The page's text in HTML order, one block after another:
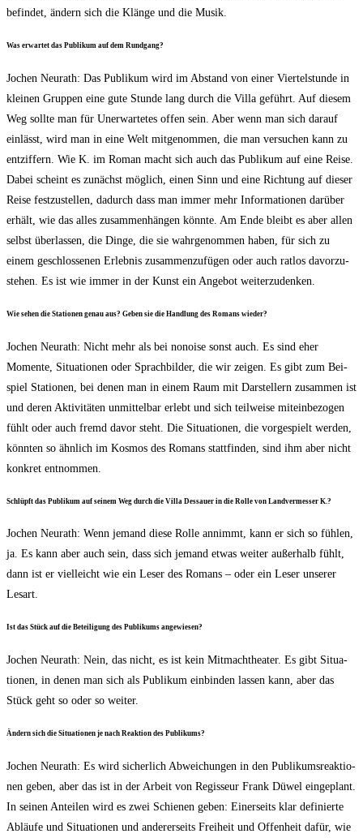
befin­det, ändern sich die Klän­ge und die Musik.
Was erwar­tet das Publi­kum auf dem Rundgang?
Jochen Neu­r­a­th: Das Publi­kum wird im Abstand von einer Vier­tel­stun­de in
klei­nen Grup­pen eine gute Stun­de lang durch die Vil­la geführt. Auf die­sem
Weg soll­te man für Uner­war­te­tes offen sein. Aber wenn man sich dar­auf
ein­lässt, wird man in eine Welt mit­ge­nom­men, die man ver­su­chen kann zu
ent­zif­fern. Wie K. im Roman macht sich auch das Publi­kum auf eine Rei­se.
Dabei scheint es zunächst mög­lich, einen Sinn und eine Rich­tung auf die­ser
Rei­se fest­zu­stel­len, dadurch dass man immer mehr Infor­ma­tio­nen dar­über
erhält, wie das alles zusam­men­hän­gen könn­te. Am Ende bleibt es aber allen
selbst über­las­sen, die Din­ge, die sie wahr­ge­nom­men haben, für sich zu
einem geschlos­se­nen Erleb­nis zusam­men­zu­fü­gen oder auch rat­los davor­zu­
ste­hen. Es ist wie immer in der Kunst ein Ange­bot weiterzudenken.
Wie sehen die Sta­tio­nen genau aus? Geben sie die Hand­lung des Romans wieder?
Jochen Neu­r­a­th: Nicht mehr als bei nonoi­se sonst auch. Es sind eher
Momen­te, Situa­tio­nen oder Sprach­bil­der, die wir zei­gen. Es gibt zum Bei­
spiel Sta­tio­nen, bei denen man in einem Raum mit Dar­stel­lern zusam­men ist
und deren Akti­vi­tä­ten unmit­tel­bar erlebt und sich teil­wei­se mit­ein­be­zo­gen
fühlt oder auch fremd davor steht. Die Situa­tio­nen, die vor­ge­spielt wer­den,
könn­ten so ähn­lich im Kos­mos des Romans statt­fin­den, sind ihm aber nicht
kon­kret entnommen.
Schlüpft das Publi­kum auf sei­nem Weg durch die Vil­la Des­sau­er in die Rol­le von Land­ver­mes­ser K.?
Jochen Neu­r­a­th: Wenn jemand die­se Rol­le annimmt, kann er sich so füh­len,
ja. Es kann aber auch sein, dass sich jemand etwas wei­ter außer­halb fühlt,
dann ist er viel­leicht wie ein Leser des Romans – oder ein Leser unse­rer
Lesart.
Ist das Stück auf die Betei­li­gung des Publi­kums angewiesen?
Jochen Neu­r­a­th: Nein, das nicht, es ist kein Mit­mach­thea­ter. Es gibt Situa­
tio­nen, in denen man sich als Publi­kum ein­bin­den las­sen kann, aber das
Stück geht so oder so weiter.
Ändern sich die Situa­tio­nen je nach Reak­ti­on des Publikums?
Jochen Neu­r­a­th: Es wird sicher­lich Abwei­chun­gen in den Publi­kums­re­ak­tio­
nen geben, aber das ist in der Arbeit von Regis­seur Frank Düwel ein­ge­plant.
In sei­nen Antei­len wird es zwei Schie­nen geben: Einer­seits klar defi­nier­te
Abläu­fe und Situa­tio­nen und ande­rer­seits Frei­heit und Offen­heit dafür, wie